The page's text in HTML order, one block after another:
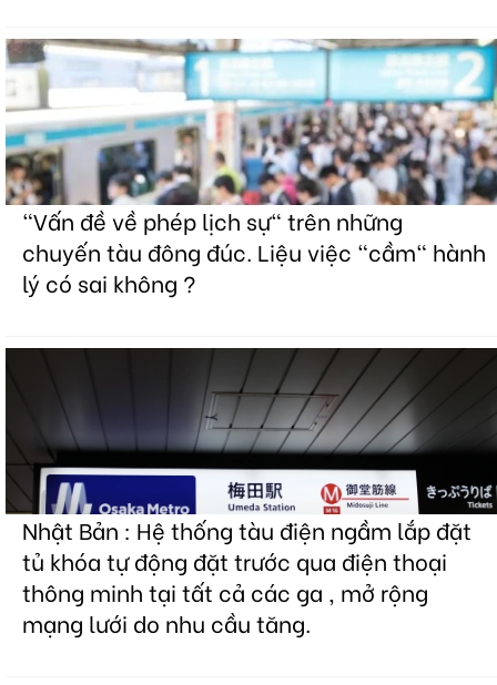
"Vấn đề về phép lịch sự" trên những
chuyến tàu đông đúc. Liệu việc "cầm" hành
lý có sai không ?
Nhật Bản : Hệ thống tàu điện ngầm lắp đặt
tủ khóa tự động đặt trước qua điện thoại
thông minh tại tất cả các ga , mở rộng
mạng lưới do nhu cầu tăng.